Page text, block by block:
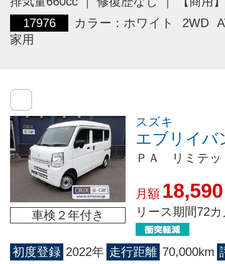
17976
カラー：ホワイト 2WD
家用
車検２年付き
スズキ
エブリイバ
ＰＡ リミテ
月額 18,590
リース期間72
初度登録 2022年 走行距離 70,000km